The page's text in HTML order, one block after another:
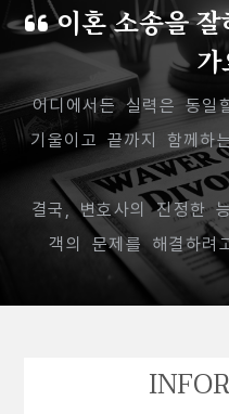
이혼 소송을 잘
가
어디에서든 실력은 동일
기울이고 끝까지 함께하
결국, 변호사의 진정한
객의 문제를 해결하려